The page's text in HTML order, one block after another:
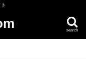
search